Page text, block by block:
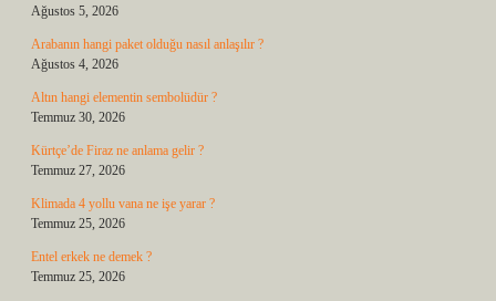
Ağustos 5, 2026
Arabanın hangi paket olduğu nasıl anlaşılır ?
Ağustos 4, 2026
Altın hangi elementin sembolüdür ?
Temmuz 30, 2026
Kürtçe’de Firaz ne anlama gelir ?
Temmuz 27, 2026
Klimada 4 yollu vana ne işe yarar ?
Temmuz 25, 2026
Entel erkek ne demek ?
Temmuz 25, 2026